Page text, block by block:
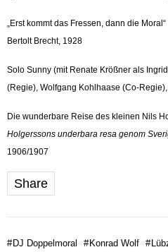
„Erst kommt das Fressen, dann die
Bertolt Brecht, 1928
Solo Sunny (mit Renate Krößner als
(Regie), Wolfgang Kohlhaase (Co-
Die wunderbare Reise des kleinen Nils
Holgerssons underbara resa genom
1906/1907
Share
#DJ Doppelmoral #Konrad Wolf #